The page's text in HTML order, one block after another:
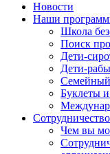
Новости
Наши
Школа
Поиск
Дети-
Дети-рабы
Буклеты
Сотрудничество
Чем вы